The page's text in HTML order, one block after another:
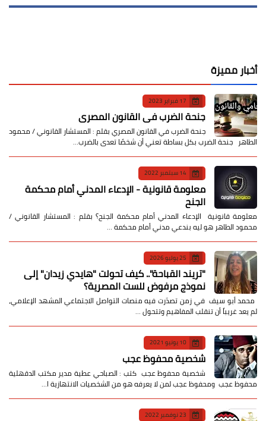
أخبار مميزة
17 فبراير 2023
جنحة الضرب في القانون المصري
جنحة الضرب في القانون المصري بقلم : المستشار القانوني / محمود
الطاهر جنحة الضرب بكل بساطة تعني أن شخصًا تعدى بالضرب…
14 سبتمبر 2022
معلومة قانونية - الإدعاء المدني أمام محكمة
الجنح
معلومة قانونية الإدعاء المدني أمام محكمة الجنح؟ بقلم : المستشار القانوني /
محمود الطاهر هو ليه بندعي مدني أمام محكمة …
25 يوليو 2026
​"تريند القباحة".. كيف تحولت "هايدي زيدان" إلى
نموذج مرفوض للست المصرية؟
​ محمد أبو سيف ​في زمن تصدّرت فيه منصات التواصل الاجتماعي المشهد الإعلامي،
لم يعد غريباً أن تنقلب المفاهيم وتتحول …
10 يونيو 2021
شخصية محفوظ عجب
شخصية محفوظ عجب كتب : الصباحي عطية مدير مكتب الدقهلية
محفوظ عجب ومحفوظ عجب لمن لا يعرفه هو من الشخصيات الانتهازية ا…
23 نوفمبر 2022